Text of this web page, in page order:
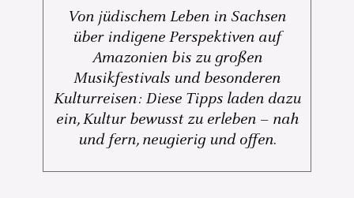
Von jüdischem Leben in Sachsen
über indigene Perspektiven auf
Amazonien bis zu großen
Musikfestivals und besonderen
Kulturreisen: Diese Tipps laden dazu
ein, Kultur bewusst zu erleben – nah
und fern, neugierig und offen.